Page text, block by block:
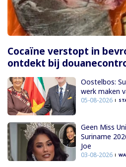
Cocaïne verstopt in
ontdekt bij
Oostelbos:
werk maken
05-08-2026
Geen Miss
Suriname
Joe
03-08-2026